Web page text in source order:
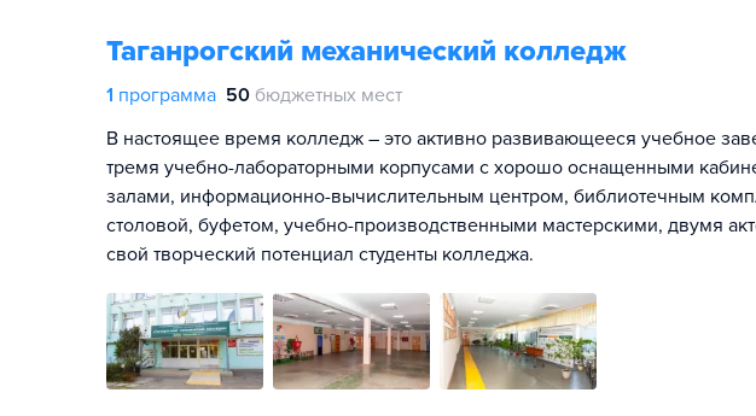
Таганрогский механический колледж
1 программа 50 бюджетных мест
В настоящее время колледж – это активно развивающееся учебное
тремя учебно-лабораторными корпусами с хорошо оснащенными
залами, информационно-вычислительным центром, библиотечным
столовой, буфетом, учебно-производственными мастерскими, двумя
свой творческий потенциал студенты колледжа.